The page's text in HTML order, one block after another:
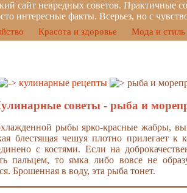
сайт невредных советов. Практичные
интересные факты. Всерьез, но с
Красота и здоровье Мода и стиль
кулинарные рецепты рыба и
советы - рыба и
рыбы ярко-красные жабры,
блестящая чешуя плотно прилегает к
с костями. Если на
пальцем, то ямка либо вовсе не
Брошенная в воду, эта рыба тонет.